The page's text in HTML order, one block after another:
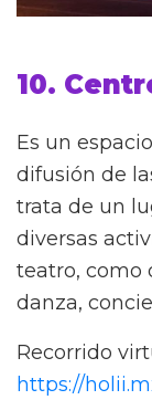
10.
Es un
difusión de
trata de un
diversas
teatro, como
danza,
Recorrido
https://